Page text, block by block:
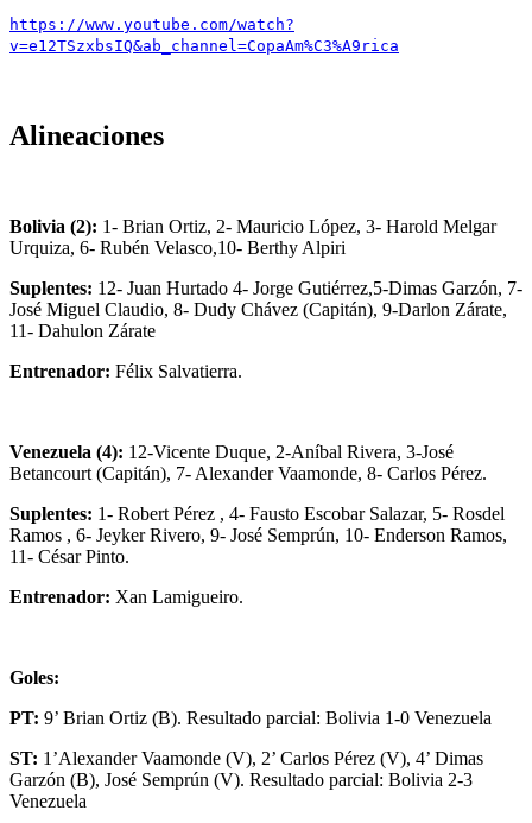
https://www.youtube.com/watch?
v=e12TSzxbsIQ&ab_channel=CopaAm%C3%A9rica
Alineaciones
Bolivia (2): 1- Brian Ortiz, 2- Mauricio López, 3- Harold Melgar
Urquiza, 6- Rubén Velasco,10- Berthy Alpiri
Suplentes: 12- Juan Hurtado 4- Jorge Gutiérrez,5-Dimas Garzón, 7-
José Miguel Claudio, 8- Dudy Chávez (Capitán), 9-Darlon Zárate,
11- Dahulon Zárate
Entrenador: Félix Salvatierra.
Venezuela (4): 12-Vicente Duque, 2-Aníbal Rivera, 3-José
Betancourt (Capitán), 7- Alexander Vaamonde, 8- Carlos Pérez.
Suplentes: 1- Robert Pérez , 4- Fausto Escobar Salazar, 5- Rosdel
Ramos , 6- Jeyker Rivero, 9- José Semprún, 10- Enderson Ramos,
11- César Pinto.
Entrenador: Xan Lamigueiro.
Goles:
PT: 9’ Brian Ortiz (B). Resultado parcial: Bolivia 1-0 Venezuela
ST: 1’Alexander Vaamonde (V), 2’ Carlos Pérez (V), 4’ Dimas
Garzón (B), José Semprún (V). Resultado parcial: Bolivia 2-3
Venezuela